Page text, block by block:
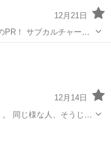
12月21日
げていくことを目的とし
スタントマンが所属す
ロー
12月14日
同じ様な人、そうじゃ